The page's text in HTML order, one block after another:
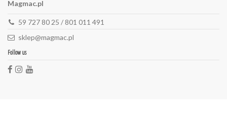
Magmac.pl
59 727 80 25 / 801 011 491
sklep@magmac.pl
Follow us